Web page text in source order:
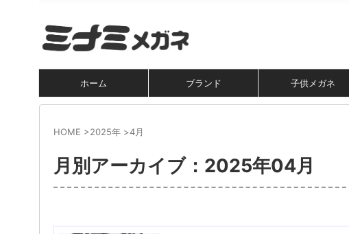
ホーム ブランド 子供メガネ
HOME >2025年 >4月
月別アーカイブ：2025年04月